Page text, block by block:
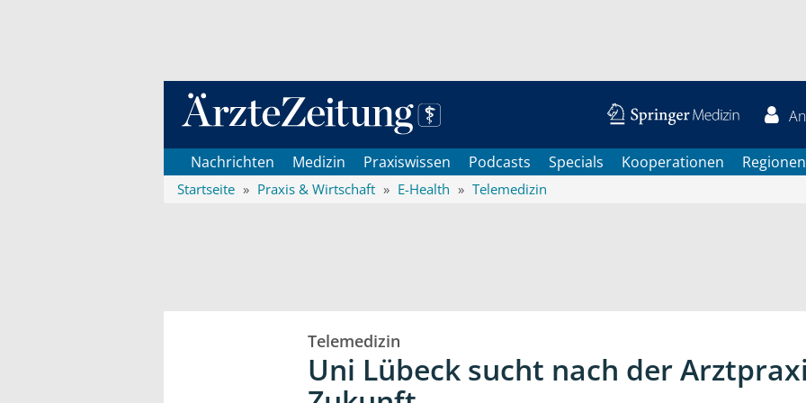
Direkt zum Inhaltsbereich
Nachrichten Medizin Praxiswissen Podcasts Specials Kooperationen Regionen
Startseite Praxis & Wirtschaft E-Health Telemedizin
Telemedizin
Uni Lübeck sucht nach der